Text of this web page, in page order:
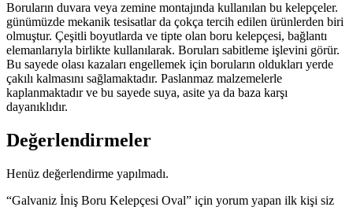
Boruların duvara veya zemine montajında kullanılan bu kelepçeler.
günümüzde mekanik tesisatlar da çokça tercih edilen ürünlerden biri
olmuştur. Çeşitli boyutlarda ve tipte olan boru kelepçesi, bağlantı
elemanlarıyla birlikte kullanılarak. Boruları sabitleme işlevini görür.
Bu sayede olası kazaları engellemek için boruların oldukları yerde
çakılı kalmasını sağlamaktadır. Paslanmaz malzemelerle
kaplanmaktadır ve bu sayede suya, asite ya da baza karşı
dayanıklıdır.
Değerlendirmeler
Henüz değerlendirme yapılmadı.
“Galvaniz İniş Boru Kelepçesi Oval” için yorum yapan ilk kişi siz